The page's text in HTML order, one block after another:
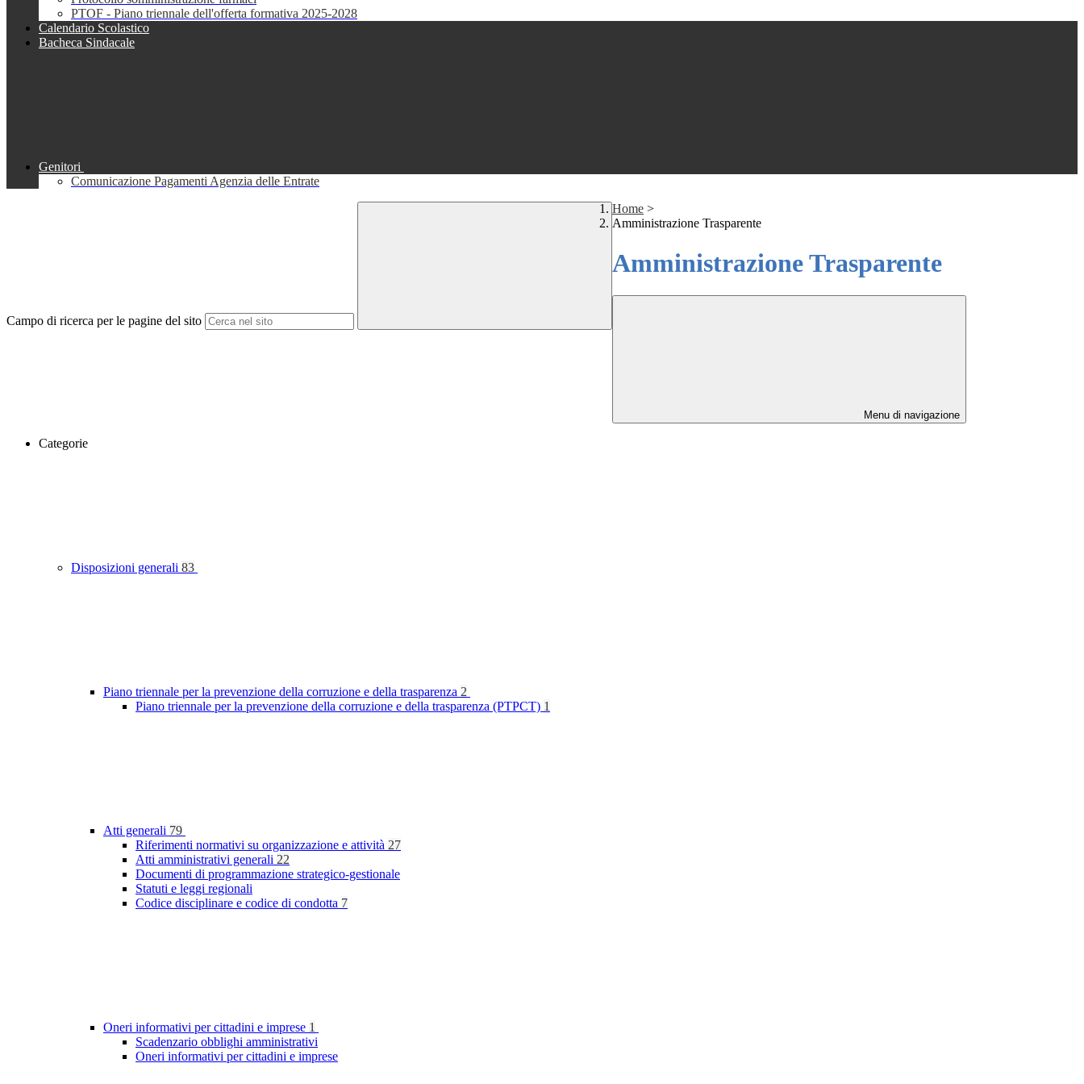
PTOF - Piano triennale dell'offerta formativa 2025-2028
Calendario Scolastico
Bacheca Sindacale
Genitori
Comunicazione Pagamenti Agenzia delle Entrate
Campo di ricerca per le pagine del sito
Home >
Amministrazione Trasparente
Amministrazione Trasparente
Menu di navigazione
Categorie
Disposizioni generali 83
Piano triennale per la prevenzione della corruzione e della trasparenza 2
Piano triennale per la prevenzione della corruzione e della trasparenza (PTPCT) 1
Atti generali 79
Riferimenti normativi su organizzazione e attività 27
Atti amministrativi generali 22
Documenti di programmazione strategico-gestionale
Statuti e leggi regionali
Codice disciplinare e codice di condotta 7
Oneri informativi per cittadini e imprese 1
Scadenzario obblighi amministrativi
Oneri informativi per cittadini e imprese